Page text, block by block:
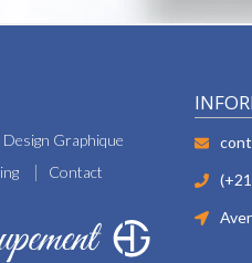
Design Graphique
Contact